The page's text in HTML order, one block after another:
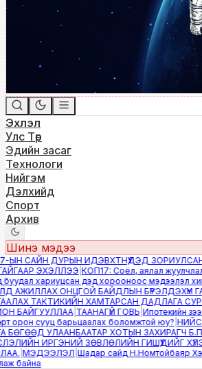
Эхлэл
Улс Төр
Эдийн засаг
Технологи
Нийгэм
Дэлхийд
Спорт
Архив
Шинэ мэдээ
САЙН ДУРЫН ИДЭВХТНҮҮДЭД ЗОРИУЛСАН
ЭХЭЛЛЭЭ|КОП17: Соёл, аялал
хариуцсан дэд хорооноос мэдээлэл
АЖИЛЛАХ ОНЦГОЙ БАЙДЛЫН БҮРЭЛДЭХҮҮН
ТАКТИКИЙН ХАМТАРСАН ДАДЛАГА
БАЙГУУЛЛАА|ТААНАГҮЙ ГОВЬ|Ипотекийн
орон сууц барьцаалах боломжтой юу?|
УЛААНБААТАР ХОТЫН ЗАХИРАГЧ
ИРГЭНИЙ ЗӨВЛӨЛИЙН ГИШҮҮДИЙГ
|МЭДЭЭЛЭЛ|Шадар сайд Н.Номтойбаяр
байна